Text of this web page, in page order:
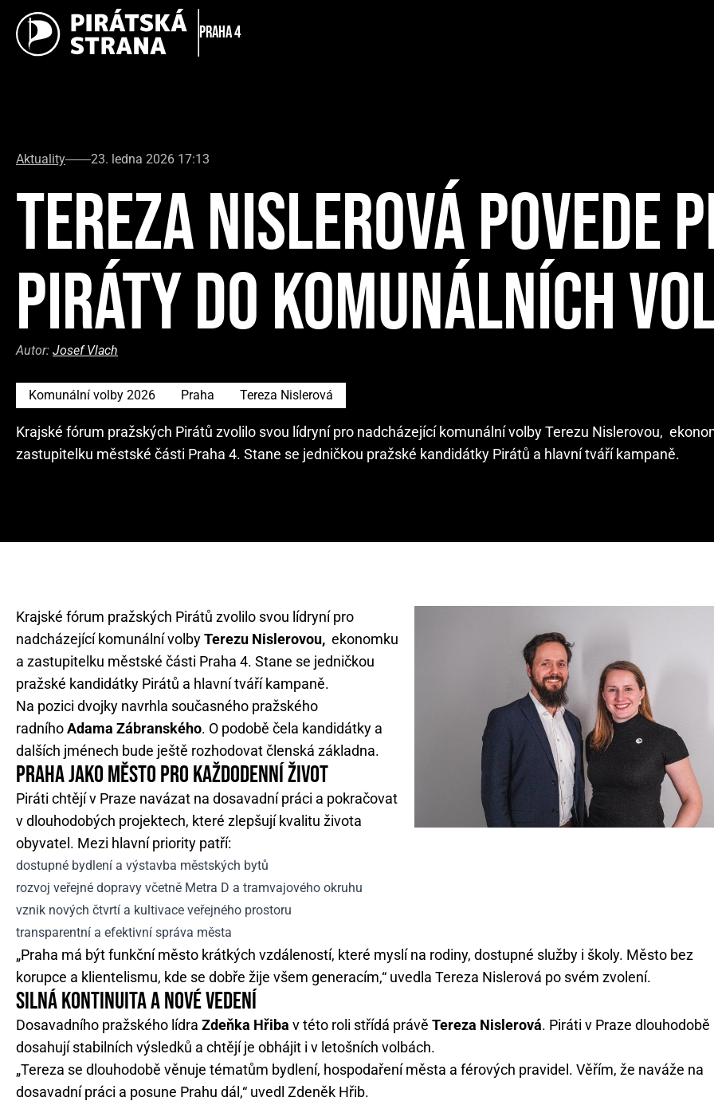
Praha 4
Aktuality 23. ledna 2026 17:13
TEREZA NISLEROVÁ POVEDE
PIRÁTY DO KOMUNÁLNÍCH
Autor: Josef Vlach
Komunální volby 2026 Praha Tereza Nislerová
Krajské fórum pražských Pirátů zvolilo svou lídryní pro nadcházející komunální volby Terezu Nislerovou,
zastupitelku městské části Praha 4. Stane se jedničkou pražské kandidátky Pirátů a hlavní tváří kampaně.
Krajské fórum pražských Pirátů zvolilo svou lídryní pro
nadcházející komunální volbyTerezu Nislerovou, ekonomku
a zastupitelku městské části Praha 4. Stane se jedničkou
pražské kandidátky Pirátů a hlavní tváří kampaně.
Na pozici dvojky navrhla současného pražského
radníhoAdama Zábranského. O podobě čela kandidátky a
dalších jménech bude ještě rozhodovat členská základna.
PRAHA JAKO MĚSTO PRO KAŽDODENNÍ ŽIVOT
Piráti chtějí v Praze navázat na dosavadní práci a pokračovat
v dlouhodobých projektech, které zlepšují kvalitu života
obyvatel. Mezi hlavní priority patří:
dostupné bydlení a výstavba městských bytů
rozvoj veřejné dopravy včetně Metra D a tramvajového okruhu
vznik nových čtvrtí a kultivace veřejného prostoru
transparentní a efektivní správa města
„Praha má být funkční město krátkých vzdáleností, které myslí na rodiny, dostupné služby i školy. Město bez
korupce a klientelismu, kde se dobře žije všem generacím,“ uvedla Tereza Nislerová po svém zvolení.
SILNÁ KONTINUITA A NOVÉ VEDENÍ
Dosavadního pražského lídra Zdeňka Hřiba v této roli střídá právě Tereza Nislerová. Piráti v Praze dlouhodobě
dosahují stabilních výsledků a chtějí je obhájit i v letošních volbách.
„Tereza se dlouhodobě věnuje tématům bydlení, hospodaření města a férových pravidel. Věřím, že naváže na
dosavadní práci a posune Prahu dál,“ uvedl Zdeněk Hřib.